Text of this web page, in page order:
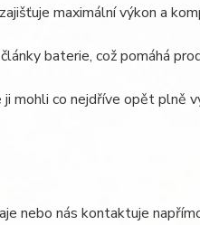
maximální výkon a
baterie, což pomáhá
mohli co nejdříve opět plně
nebo nás kontaktuje